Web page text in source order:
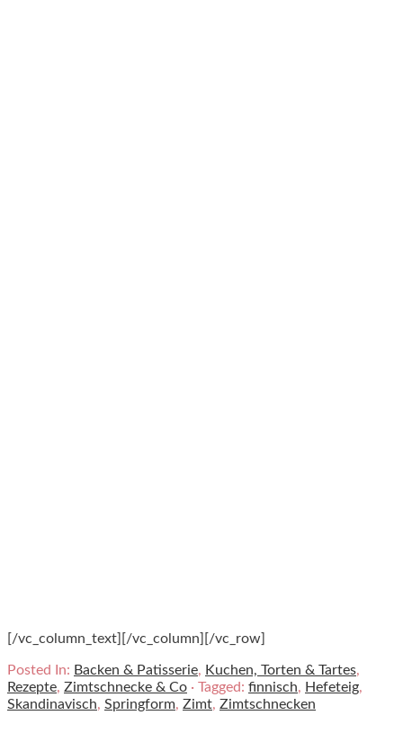
[/vc_column_text][/vc_column][/vc_row]
Posted In: Backen & Patisserie, Kuchen, Torten & Tartes,
Rezepte, Zimtschnecke & Co · Tagged: finnisch, Hefeteig,
Skandinavisch, Springform, Zimt, Zimtschnecken